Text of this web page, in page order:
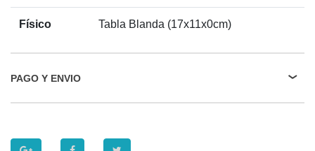
Físico Tabla Blanda (17x11x0cm)
PAGO Y ENVIO